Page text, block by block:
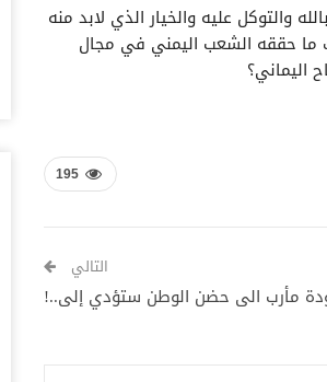
والتوكل عليه والخيار الذي لابد منه
ما حققه الشعب اليمني في مجال
اليماني؟
195
التالي
مأرب الى حضن الوطن ستؤدي إلى..!